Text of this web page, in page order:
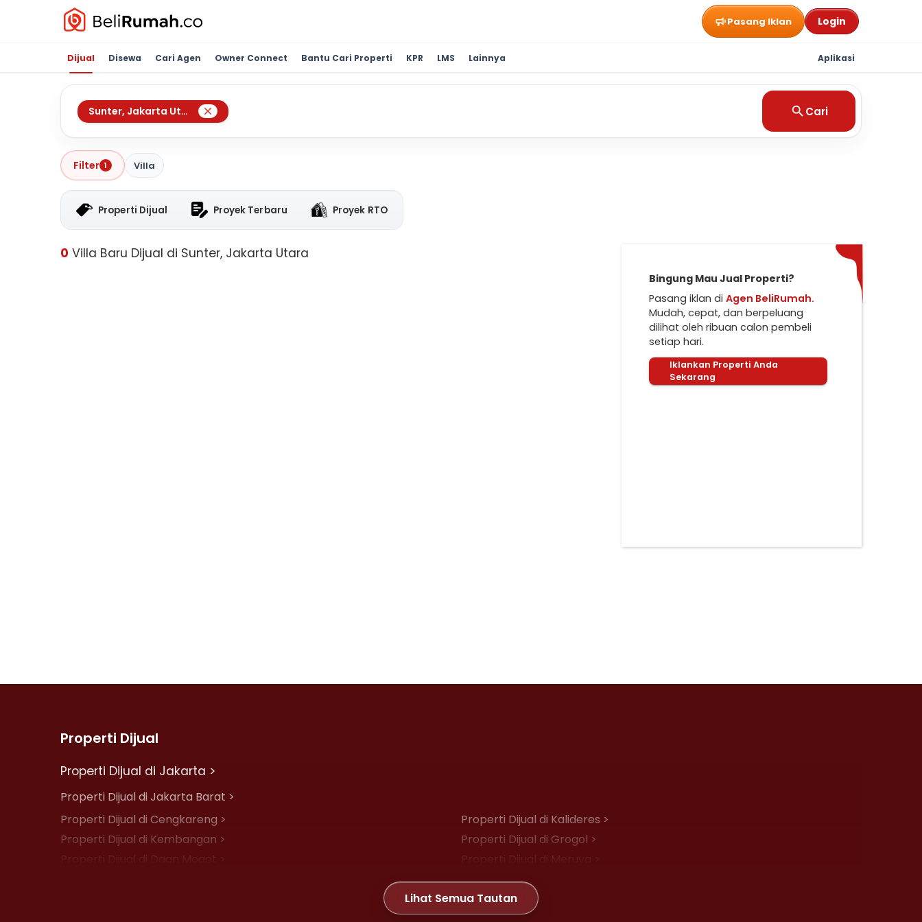
Pasang Iklan Login
Dijual Disewa Cari Agen Owner Connect Bantu Cari Properti KPR LMS Lainnya Aplikasi
Sunter, Jakarta Utara Cari
Filter 1 Villa
Properti Dijual Proyek Terbaru Proyek RTO
0 Villa Baru Dijual di Sunter, Jakarta Utara
Bingung Mau Jual Properti?
Pasang iklan di Agen BeliRumah.
Mudah, cepat, dan berpeluang
dilihat oleh ribuan calon pembeli
setiap hari.
Iklankan Properti Anda
Sekarang
Properti Dijual
Properti Dijual di Jakarta >
Properti Dijual di Jakarta Barat >
Properti Dijual di Cengkareng >
Properti Dijual di Kalideres >
Properti Dijual di Kembangan >
Properti Dijual di Grogol >
Properti Dijual di Daan Mogot >
Properti Dijual di Meruya >
Properti Dijual di Joglo >
Lihat Semua Tautan